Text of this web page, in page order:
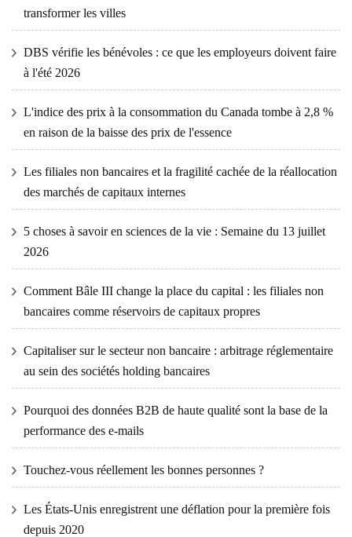
transformer les villes
DBS vérifie les bénévoles : ce que les employeurs doivent faire
à l'été 2026
L'indice des prix à la consommation du Canada tombe à 2,8 %
en raison de la baisse des prix de l'essence
Les filiales non bancaires et la fragilité cachée de la réallocation
des marchés de capitaux internes
5 choses à savoir en sciences de la vie : Semaine du 13 juillet
2026
Comment Bâle III change la place du capital : les filiales non
bancaires comme réservoirs de capitaux propres
Capitaliser sur le secteur non bancaire : arbitrage réglementaire
au sein des sociétés holding bancaires
Pourquoi des données B2B de haute qualité sont la base de la
performance des e-mails
Touchez-vous réellement les bonnes personnes ?
Les États-Unis enregistrent une déflation pour la première fois
depuis 2020